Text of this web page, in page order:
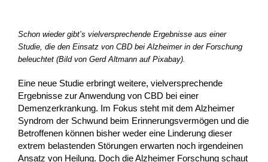
Schon wieder gibt’s vielversprechende Ergebnisse aus einer
Studie, die den Einsatz von CBD bei Alzheimer in der Forschung
beleuchtet (Bild von Gerd Altmann auf Pixabay).
Eine neue Studie erbringt weitere, vielversprechende
Ergebnisse zur Anwendung von CBD bei einer
Demenzerkrankung. Im Fokus steht mit dem Alzheimer
Syndrom der Schwund beim Erinnerungsvermögen und die
Betroffenen können bisher weder eine Linderung dieser
extrem belastenden Störungen erwarten noch irgendeinen
Ansatz von Heilung. Doch die Alzheimer Forschung schaut